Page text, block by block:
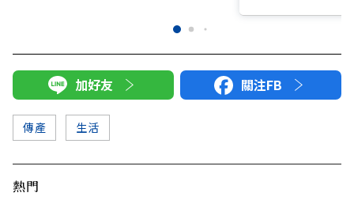
加好友 關注FB
傳產 生活
熱門